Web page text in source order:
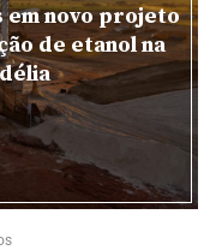
em novo projeto
de etanol na